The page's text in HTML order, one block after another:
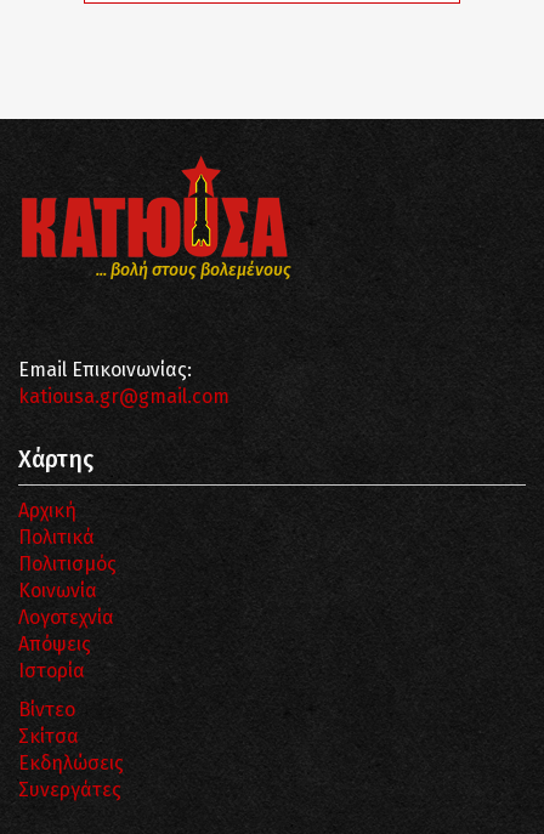
... βολή στους βολεμένους
Email Επικοινωνίας:
katiousa.gr@gmail.com
Χάρτης
Αρχική
Πολιτικά
Πολιτισμός
Κοινωνία
Λογοτεχνία
Απόψεις
Ιστορία
Βίντεο
Σκίτσα
Εκδηλώσεις
Συνεργάτες